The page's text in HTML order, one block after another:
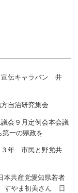
宣伝キャラバン 井
自治研究集会
会９月定例会本会議
一の県政を
３年 市民と野党共
共産党愛知県若者
すやま初美さん 日